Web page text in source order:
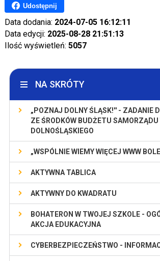
Udostępnij
Data dodania: 2024-07-05 16:12:11
Data edycji: 2025-08-28 21:51:13
Ilość wyświetleń: 5057
NA SKRÓTY
„POZNAJ DOLNY ŚLĄSK!'' - ZADANIE
ZE ŚRODKÓW BUDŻETU
DOLNOŚLĄSKIEGO
„WSPÓLNIE WIEMY WIĘCEJ WWW
AKTYWNA TABLICA
AKTYWNY DO KWADRATU
BOHATERON W TWOJEJ SZKOLE -
AKCJA EDUKACYJNA
CYBERBEZPIECZEŃSTWO -